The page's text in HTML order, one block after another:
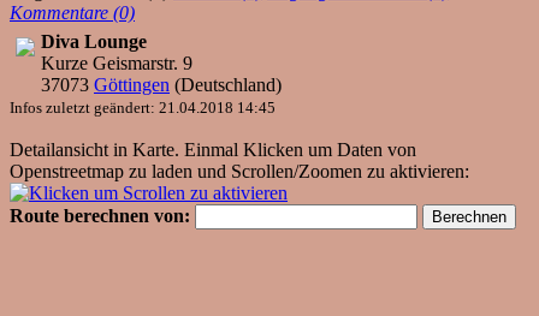
Kommentare (0)
Diva Lounge
Kurze Geismarstr. 9
37073 Göttingen (Deutschland)
Infos zuletzt geändert: 21.04.2018 14:45
Detailansicht in Karte. Einmal Klicken um Daten von
Openstreetmap zu laden und Scrollen/Zoomen zu aktivieren:
Route berechnen von: